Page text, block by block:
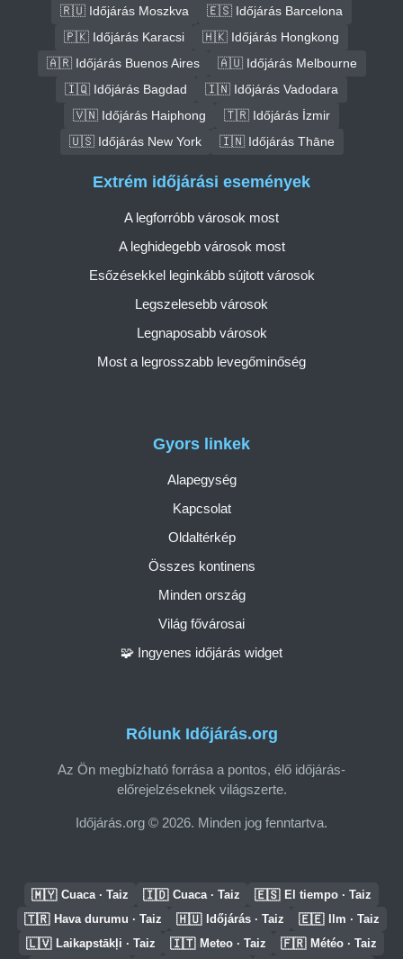
🇷🇺 Időjárás Moszkva
🇪🇸 Időjárás Barcelona
🇵🇰 Időjárás Karacsi
🇭🇰 Időjárás Hongkong
🇦🇷 Időjárás Buenos Aires
🇦🇺 Időjárás Melbourne
🇮🇶 Időjárás Bagdad
🇮🇳 Időjárás Vadodara
🇻🇳 Időjárás Haiphong
🇹🇷 Időjárás İzmir
🇺🇸 Időjárás New York
🇮🇳 Időjárás Thāne
Rólunk Időjárás.org
Az Ön megbízható forrása a pontos, élő időjárás-
előrejelzéseknek világszerte.
Időjárás.org © 2026. Minden jog fenntartva.
Gyors linkek
Alapegység
Kapcsolat
Oldaltérkép
Összes kontinens
Minden ország
Világ fővárosai
🧩 Ingyenes időjárás widget
Extrém időjárási események
A legforróbb városok most
A leghidegebb városok most
Esőzésekkel leginkább sújtott városok
Legszelesebb városok
Legnaposabb városok
Most a legrosszabb levegőminőség
🇲🇾 Cuaca · Taiz 🇮🇩 Cuaca · Taiz 🇪🇸 El tiempo · Taiz
🇹🇷 Hava durumu · Taiz 🇭🇺 Időjárás · Taiz 🇪🇪 Ilm · Taiz
🇱🇻 Laikapstākļi · Taiz 🇮🇹 Meteo · Taiz 🇫🇷 Météo · Taiz